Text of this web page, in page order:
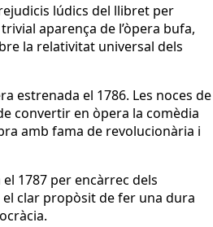
lúdics del llibret per
aparença de l’òpera bufa,
la relativitat universal dels
estrenada el 1786. Les noces de
convertir en òpera la comèdia
amb fama de revolucionària i
1787 per encàrrec dels
clar propòsit de fer una dura